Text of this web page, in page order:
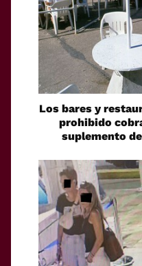
Los bares y
prohibido
suplemento